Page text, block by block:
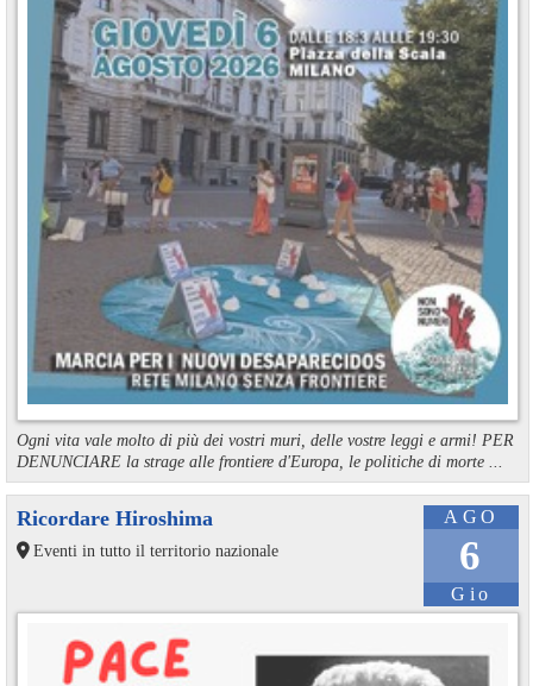
Ogni vita vale molto di più dei vostri muri, delle vostre leggi e armi! PER
DENUNCIARE la strage alle frontiere d'Europa, le politiche di morte ...
AGO
6
Gio
Ricordare Hiroshima
Eventi in tutto il territorio nazionale